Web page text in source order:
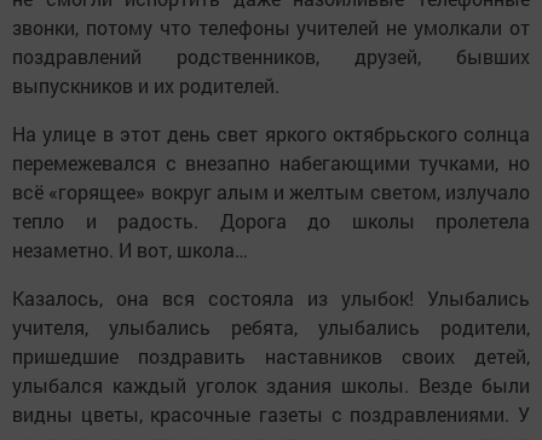
звонки, потому что телефоны учителей не умолкали от
поздравлений родственников, друзей, бывших
выпускников и их родителей.
На улице в этот день свет яркого октябрьского солнца
перемежевался с внезапно набегающими тучками, но
всё «горящее» вокруг алым и желтым светом, излучало
тепло и радость. Дорога до школы пролетела
незаметно. И вот, школа…
Казалось, она вся состояла из улыбок! Улыбались
учителя, улыбались ребята, улыбались родители,
пришедшие поздравить наставников своих детей,
улыбался каждый уголок здания школы. Везде были
видны цветы, красочные газеты с поздравлениями. У